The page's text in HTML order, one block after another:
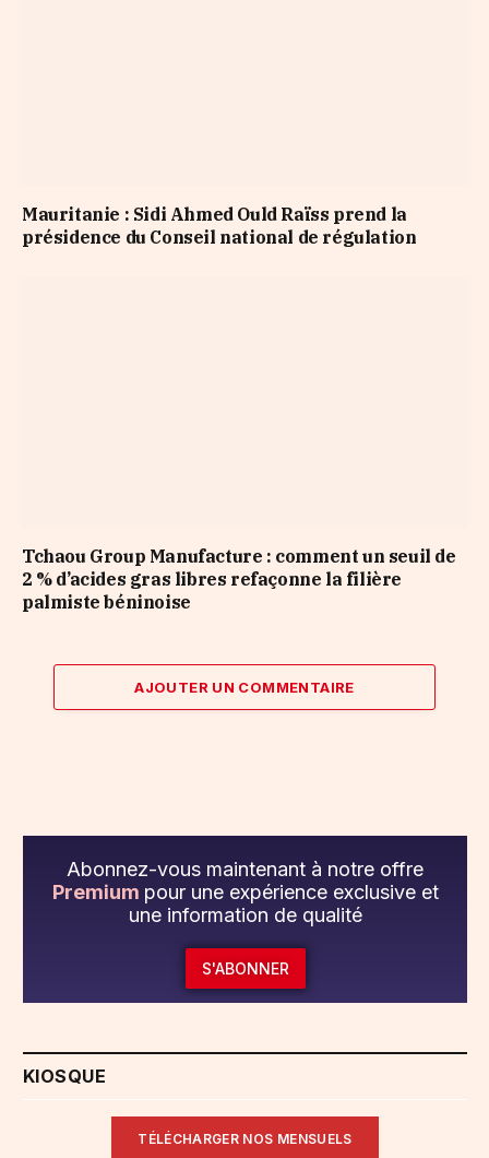
Mauritanie : Sidi Ahmed Ould Raïss prend la
présidence du Conseil national de régulation
Tchaou Group Manufacture : comment un seuil de
2 % d’acides gras libres refaçonne la filière
palmiste béninoise
AJOUTER UN COMMENTAIRE
Abonnez-vous maintenant à notre offre
Premium pour une expérience exclusive et
une information de qualité
S'ABONNER
KIOSQUE
TÉLÉCHARGER NOS MENSUELS